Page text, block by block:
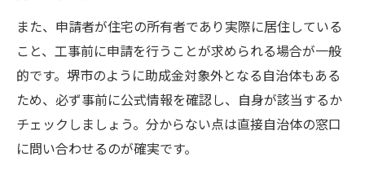
また、申請者が住宅の所有者であり実際に居住している
こと、工事前に申請を行うことが求められる場合が一般
的です。堺市のように助成金対象外となる自治体もある
ため、必ず事前に公式情報を確認し、自身が該当するか
チェックしましょう。分からない点は直接自治体の窓口
に問い合わせるのが確実です。